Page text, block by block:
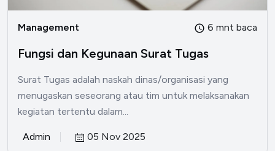
Management 6 mnt baca
Fungsi dan Kegunaan Surat Tugas
Surat Tugas adalah naskah dinas/organisasi yang
menugaskan seseorang atau tim untuk melaksanakan
kegiatan tertentu dalam...
Admin 05 Nov 2025